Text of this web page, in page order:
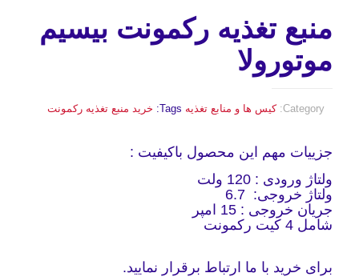
منبع تغذیه رکمونت بیسیم
موتورولا
جزییات مهم این محصول باکیفیت :
ولتاژ ورودی : 120 ولت
ولتاژ خروجی: 6.7
جریان خروجی : 15 امپر
شامل 4 کیت رکمونت
برای خرید با ما ارتباط برقرار نمایید.
Category: کیس ها و منابع تغذیه Tags: خرید منبع تغذیه رکمونت